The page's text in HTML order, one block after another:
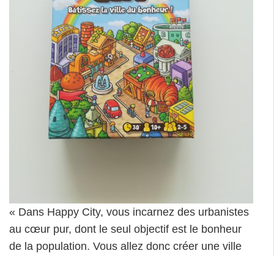
« Dans Happy City, vous incarnez des urbanistes
au cœur pur, dont le seul objectif est le bonheur
de la population. Vous allez donc créer une ville